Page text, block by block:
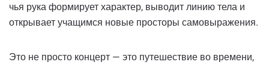
чья рука формирует характер, выводит линию тела и
открывает учащимся новые просторы самовыражения.
Это не просто концерт — это путешествие во времени,